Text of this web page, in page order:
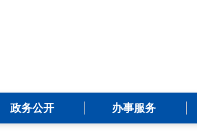
政务公开 办事服务